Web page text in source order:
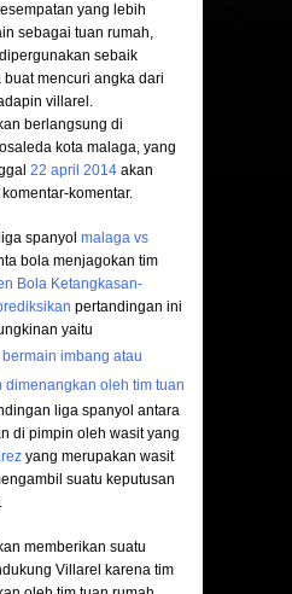
yang lebih
sebagai tuan rumah,
sebaik
mencuri angka dari
villarel.
berlangsung di
kota malaga, yang
22 april 2014 akan
komentar.
spanyol malaga vs
bola menjagokan tim
Bola Ketangkasan-
pertandingan ini
yaitu
bermain imbang atau
dimenangkan oleh tim tuan
liga spanyol antara
di pimpin oleh wasit yang
yang merupakan wasit
suatu keputusan
memberikan suatu
Villarel karena tim